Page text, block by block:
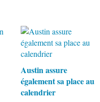
Austin assure
également sa place au
calendrier